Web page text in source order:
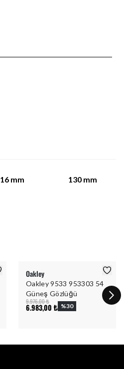
16 mm 130 mm
Oakley
Oakley 9533 953303 54
Güneş Gözlüğü
9.976,00 ₺
6.983,00 ₺ %30